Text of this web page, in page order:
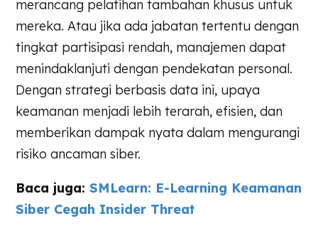
merancang pelatihan tambahan khusus untuk
mereka. Atau jika ada jabatan tertentu dengan
tingkat partisipasi rendah, manajemen dapat
menindaklanjuti dengan pendekatan personal.
Dengan strategi berbasis data ini, upaya
keamanan menjadi lebih terarah, efisien, dan
memberikan dampak nyata dalam mengurangi
risiko ancaman siber.
Baca juga:SMLearn: E-Learning Keamanan
Siber Cegah Insider Threat